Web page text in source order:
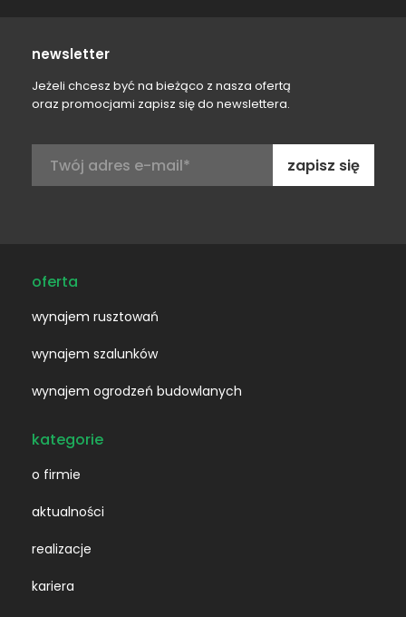
oferta
wynajem rusztowań
wynajem szalunków
wynajem ogrodzeń budowlanych
kategorie
o firmie
aktualności
realizacje
kariera
newsletter
Jeżeli chcesz być na bieżąco z nasza ofertą
oraz promocjami zapisz się do newslettera.